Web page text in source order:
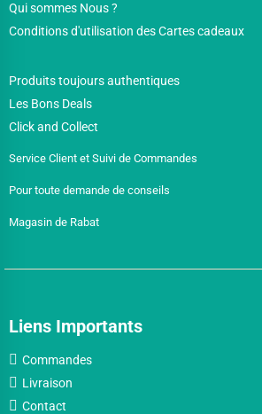
Qui sommes Nous ?
Conditions d'utilisation des Cartes cadeaux
Produits toujours authentiques
Les Bons Deals
Click and Collect
Service Client et Suivi de Commandes
Pour toute demande de conseils
Magasin de Rabat
Liens Importants
Commandes
Livraison
Contact